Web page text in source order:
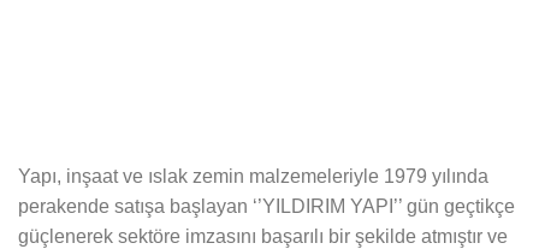
Yapı, inşaat ve ıslak zemin malzemeleriyle 1979 yılında
perakende satışa başlayan ‘’YILDIRIM YAPI’’ gün geçtikçe
güçlenerek sektöre imzasını başarılı bir şekilde atmıştır ve